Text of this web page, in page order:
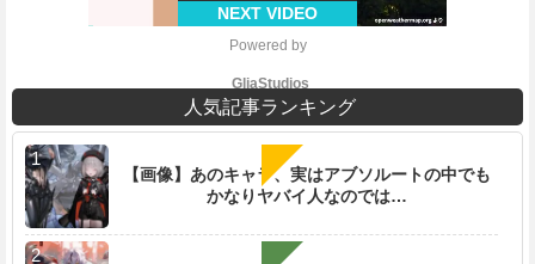
NEXT VIDEO
Powered by
GliaStudios
人気記事ランキング
【画像】あのキャラ、実はアブソルートの中でも
かなりヤバイ人なのでは…